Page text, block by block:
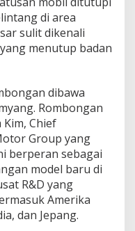
di area
sulit dikenali
menutup badan
dibawa
Rombongan
Chief
Group yang
berperan sebagai
model baru di
R&D yang
Amerika
dan Jepang.